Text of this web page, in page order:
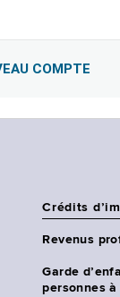
COMPTE
Crédits
Revenus
Garde
personnes à